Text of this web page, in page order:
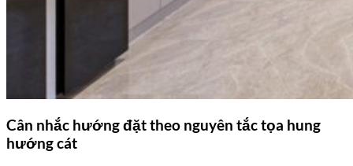
Cân nhắc hướng đặt theo nguyên tắc tọa hung
hướng cát